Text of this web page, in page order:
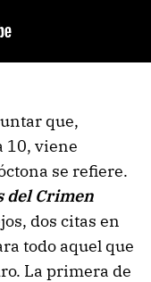
que,
10, viene
se refiere.
del Crimen
dos citas en
todo aquel que
La primera de